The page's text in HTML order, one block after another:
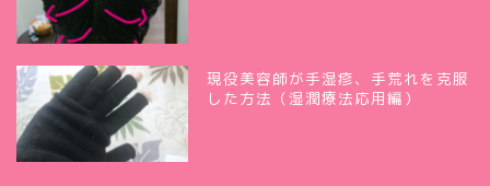
現役美容師が手湿疹、手荒れを克服
した方法（湿潤療法応用編）